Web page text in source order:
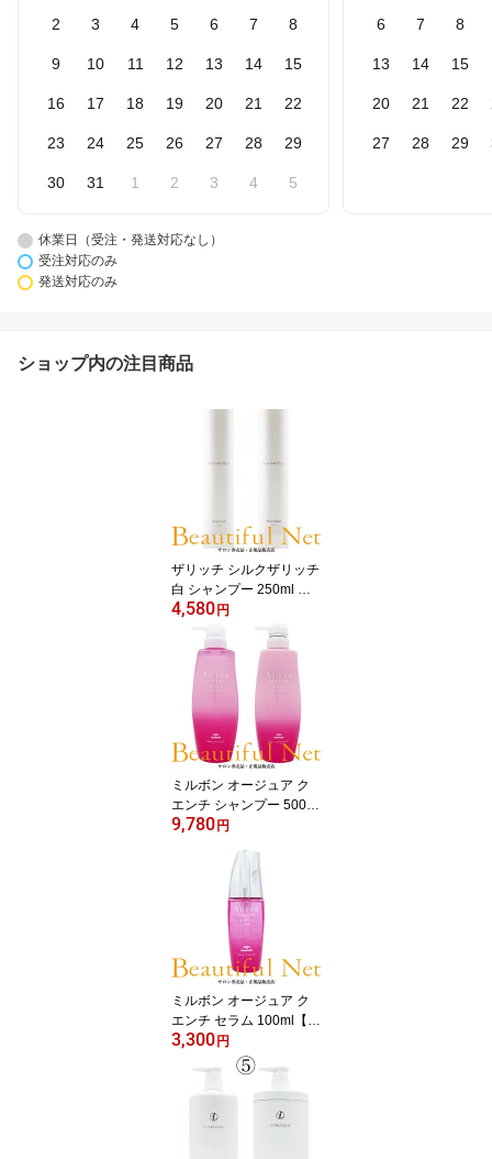
2 3 4 5 6 7 8
9 10 11 12 13 14 15
16 17 18 19 20 21 22
23 24 25 26 27 28 29
30 31 1 2 3 4 5
6 7 8
13 14 15
20 21 22
27 28 29
休業日（受注・発送対応なし）
受注対応のみ
発送対応のみ
ショップ内の注目商品
ザリッチ シルクザリッチ
白 シャンプー 250ml ト
リートメント 250ml セッ
ト [SILK THE RICH] アミ
ノ酸シャンプー モイスト
＆リペア 白 ホワイト
4,580円
ミルボン オージュア ク
エンチ シャンプー 500ml
ヘアトリートメント 500
9,780円
ミルボン オージュア ク
エンチ セラム 100ml【A
ujua】洗い流さない アウ
トバスヘアトリートメン
3,300円